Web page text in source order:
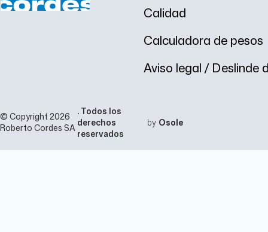
Calidad
Calculadora de pesos
Aviso legal / Deslinde
© Copyright 2026
Roberto Cordes SA
. Todos los
derechos
reservados
by Osole